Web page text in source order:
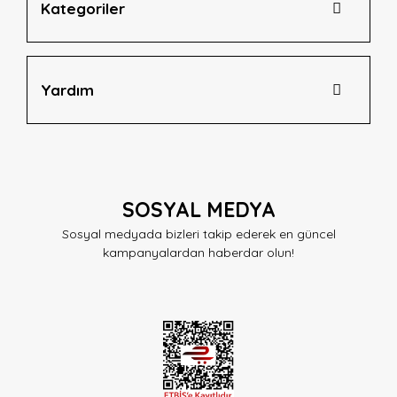
Kategoriler
Yardım
SOSYAL MEDYA
Sosyal medyada bizleri takip ederek en güncel
kampanyalardan haberdar olun!